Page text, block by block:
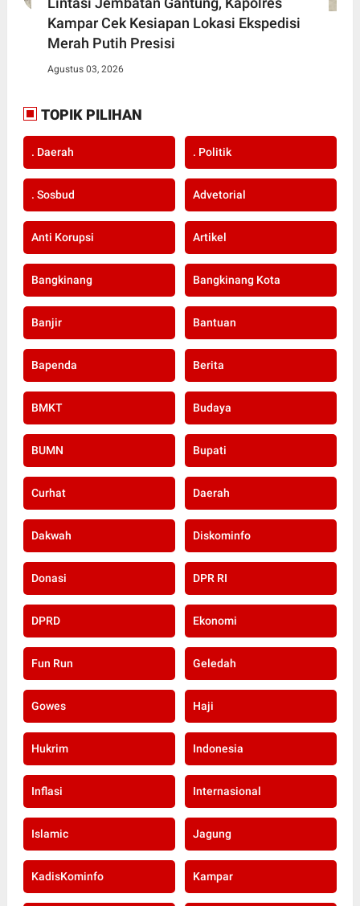
Kampar Cek Kesiapan Lokasi Ekspedisi
Merah Putih Presisi
Agustus 03, 2026
TOPIK PILIHAN
. Daerah . Politik
. Sosbud Advetorial
Anti Korupsi Artikel
Bangkinang Bangkinang Kota
Banjir Bantuan
Bapenda Berita
BMKT Budaya
BUMN Bupati
Curhat Daerah
Dakwah Diskominfo
Donasi DPR RI
DPRD Ekonomi
Fun Run Geledah
Gowes Haji
Hukrim Indonesia
Inflasi Internasional
Islamic Jagung
KadisKominfo Kampar